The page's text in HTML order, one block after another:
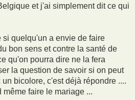
et j'ai simplement dit ce qui
si quelqu'un a envie de faire
bon sens et contre la santé de
qu'on pourra dire ne la fera
la question de savoir si on peut
bicolore, c'est déjà répondre ....
faire le mariage ...